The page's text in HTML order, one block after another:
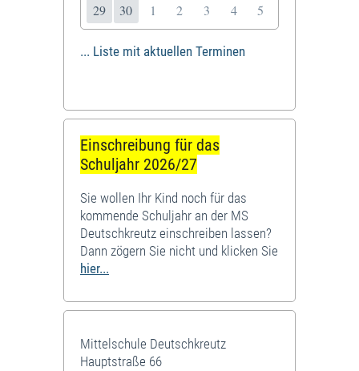
29
30 1 2 3 4 5
... Liste mit aktuellen Terminen
Einschreibung für das
Schuljahr 2026/27
Sie wollen Ihr Kind noch für das
kommende Schuljahr an der MS
Deutschkreutz einschreiben lassen?
Dann zögern Sie nicht und klicken Sie
hier...
Mittelschule Deutschkreutz
Hauptstraße 66